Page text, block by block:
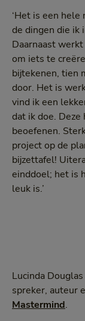
‘Het is een
de dingen die ik
Daarnaast
om iets te
bijtekenen, tien
door. Het is
vind ik een
dat ik doe.
beoefenen.
project op de
bijzettafel!
einddoel; het is
leuk is.’
Lucinda
spreker, auteur
Mastermind.